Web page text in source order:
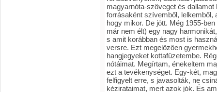
magyarnóta-szöveget és
forrásaként szívemből, lelkemből,
hogy mikor. De jött. Még 1955-
már nem élt) egy nagy
s amit korábban és most is
versre. Ezt megelőzően
hangjegyeket kottafüzetembe.
nótáimat. Megírtam, énekeltem
ezt a tevékenységet. Egy-két,
felfigyelt erre, s javasolták, ne
kézirataimat, mert azok jók. És